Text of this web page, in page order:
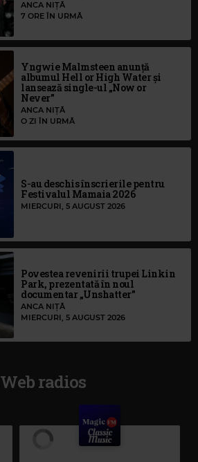
ANCA NIȚĂ
7 ORE ÎN URMĂ
Yngwie Malmsteen anunță
albumul Hell or High Water și
lansează single-ul „Now or
Never”
ANCA NIȚĂ
O ZI ÎN URMĂ
S-au deschis înscrierile pentru
Festivalul Mamaia 2026
MIERCURI, 5 AUGUST 2026
Povestea revenirii trupei Linkin
Park, prezentată în noul
documentar „Unshatter”
ANCA NIȚĂ
MIERCURI, 5 AUGUST 2026
Web radios